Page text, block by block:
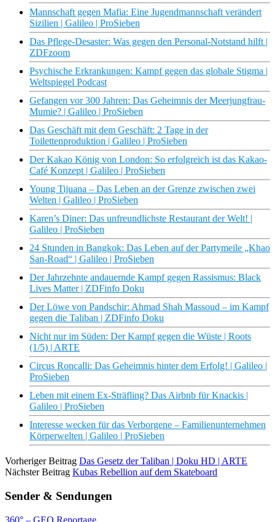
Mannschaft gegen Mafia: Eine Jugendmannschaft verändert
Sizilien | Galileo | ProSieben
Das Pflege-Desaster: Was gegen den Personal-Notstand hilft |
ZDFzoom
Psychische Erkrankungen: Kampf gegen das globale Stigma |
Weltspiegel Podcast
Gefangen vor 300 Jahren: Das Geheimnis der Meerjungfrau-
Mumie? | Galileo | ProSieben
Das Geschäft mit dem Geschäft: 2 Tage in der
Toilettenproduktion | Galileo | ProSieben
Der Kakao König von London: So erfolgreich ist das Kakao-
Café Konzept | Galileo | ProSieben
Young Tijuana – Das Leben an der Grenze zwischen zwei
Welten | Galileo | ProSieben
Karen’s Diner: Das unfreundlichste Restaurant der Welt! |
Galileo | ProSieben
24 Stunden in Bangkok: Das Leben auf der Partymeile „Khao
San-Road“ | Galileo | ProSieben
Der Jahrzehnte andauernde Kampf gegen Rassismus: Black
Lives Matter | ZDFinfo Doku
Der Löwe von Pandschir: Ahmad Shah Massoud – im Kampf
gegen die Taliban | ZDFinfo Doku
Nicht nur im Süden: Der Kampf gegen die Wüste | Roots
(1/5) | ARTE
Circus Roncalli: Das Geheimnis hinter dem Erfolg! | Galileo |
ProSieben
Leben mit einem Ex-Sträfling? Das Airbnb für Knackis |
Galileo | ProSieben
Interesse wecken für das Verborgene – Familienunternehmen
Körperwelten | Galileo | ProSieben
Vorheriger Beitrag Das Gesetz der Taliban | Doku HD | ARTE
Nächster Beitrag Kubas Rebellion auf dem Skateboard
Sender & Sendungen
360° – GEO Reportage